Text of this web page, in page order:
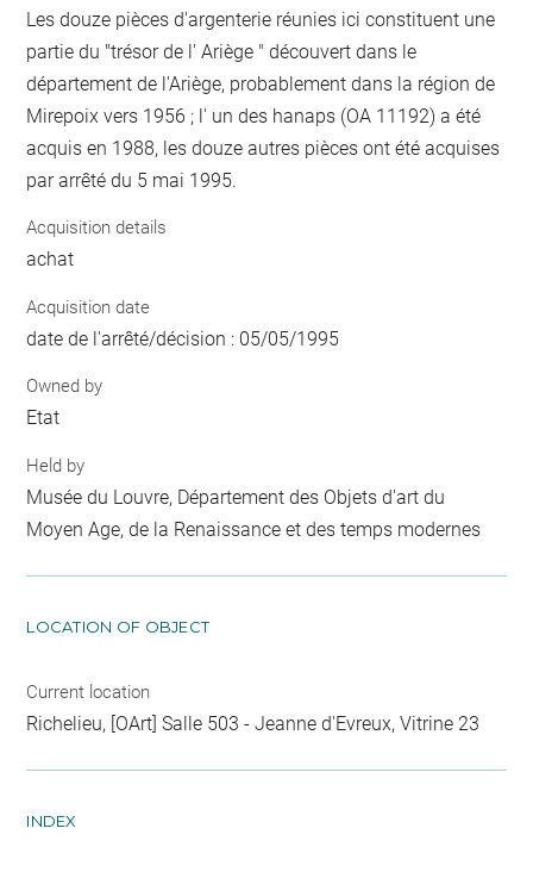
Les douze pièces d'argenterie réunies ici constituent une
partie du "trésor de l' Ariège " découvert dans le
département de l'Ariège, probablement dans la région de
Mirepoix vers 1956 ; l' un des hanaps (OA 11192) a été
acquis en 1988, les douze autres pièces ont été acquises
par arrêté du 5 mai 1995.
Acquisition details
achat
Acquisition date
date de l'arrêté/décision : 05/05/1995
Owned by
Etat
Held by
Musée du Louvre, Département des Objets d'art du
Moyen Age, de la Renaissance et des temps modernes
LOCATION OF OBJECT
Current location
Richelieu, [OArt] Salle 503 - Jeanne d'Evreux, Vitrine 23
INDEX